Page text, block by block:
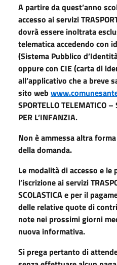
A partire da quest’anno
accesso ai servizi
dovrà essere inoltrata
telematica accedendo con
(Sistema Pubblico
oppure con CIE (carta di
all’applicativo che a breve
sito web
SPORTELLO TELEMATICO
PER L’INFANZIA.
Non è ammessa altra
della domanda.
Le modalità di accesso e
l’iscrizione ai servizi
SCOLASTICA e per il
delle relative quote di
note nei prossimi giorni
nuova informativa.
Si prega pertanto di